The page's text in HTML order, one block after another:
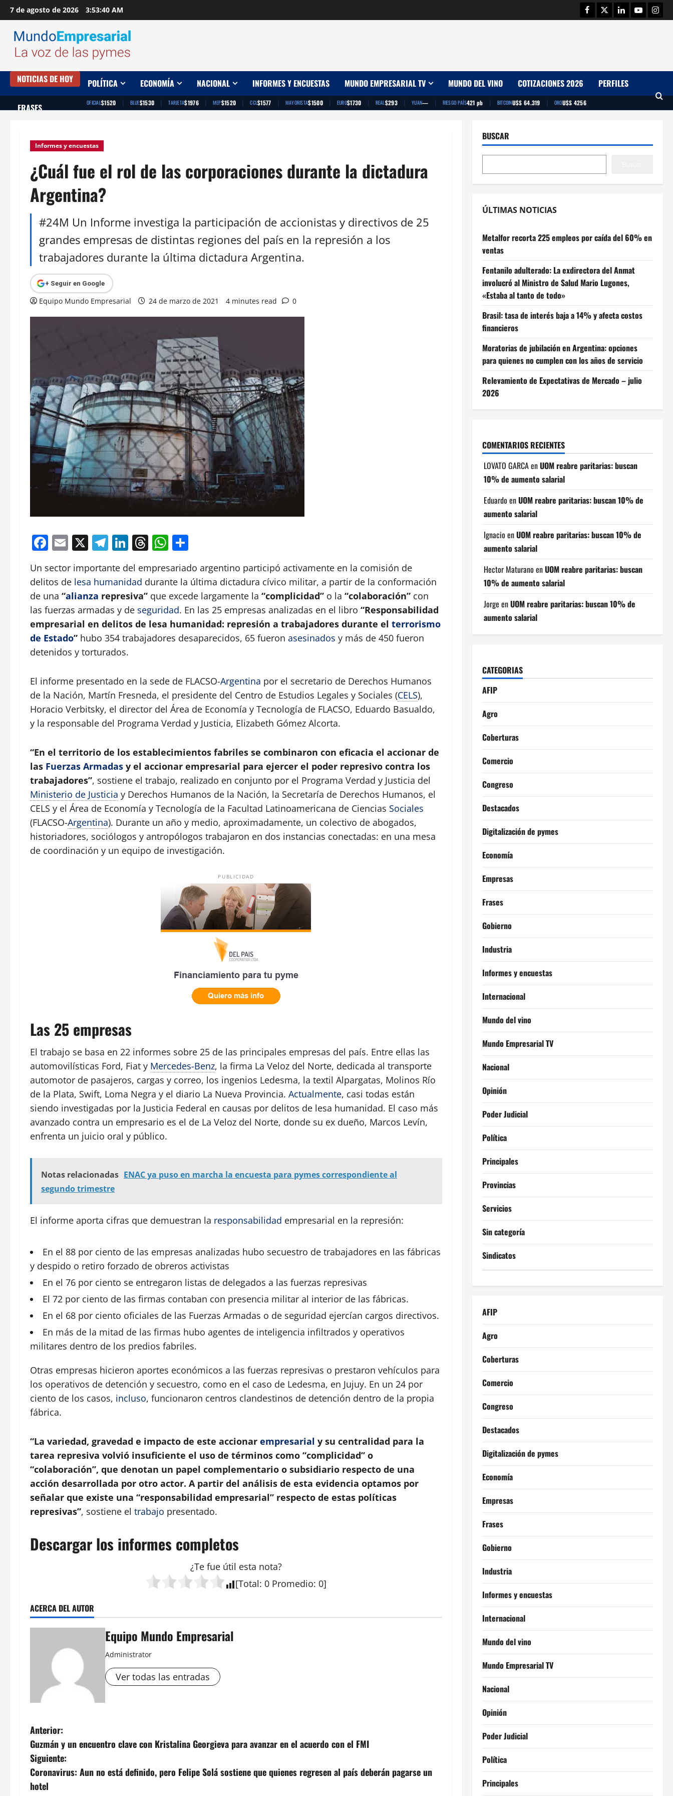
Saltar
al
contenido
7 de agosto de 2026 3:53:41 AM Facebook
TwitterLinkedinYoutube
NOTICIAS DE HOY POLÍTICA ECONOMÍA NACIONAL INFORMES Y ENCUESTAS MUNDO EMPRESARIAL TV MUNDO DEL VINO COTIZACIONES 2026 PERFILES
FRASES OFICIAL$1520 | BLUE$1530 | TARJETA$1976 | MEP$1520 | CCL$1577 | MAYORISTA$1500 | EURO$1730 | REAL$293 | YUAN— | RIESGO PAÍS421 pb | BITCOINU$S 64.319 | OROU$S 4256
Informes y encuestas
¿Cuál fue el rol de las corporaciones durante la dictadura
Argentina?
#24M Un Informe investiga la participación de accionistas y directivos de 25
grandes empresas de distintas regiones del país en la represión a los
trabajadores durante la última dictadura Argentina.
+ Seguir en Google
Equipo Mundo Empresarial 24 de marzo de 2021 4 minutes read 0
Facebook
Email
X Telegram
LinkedIn
Threads
WhatsApp
Un sector importante del empresariado argentino participó activamente en la comisión de
delitos de lesa humanidad durante la última dictadura cívico militar, a partir de la conformación
de una “alianza represiva” que excede largamente la “complicidad” o la “colaboración” con
las fuerzas armadas y de seguridad. En las 25 empresas analizadas en el libro “Responsabilidad
empresarial en delitos de lesa humanidad: represión a trabajadores durante el terrorismo
de Estado” hubo 354 trabajadores desaparecidos, 65 fueron asesinados y más de 450 fueron
detenidos y torturados.
El informe presentado en la sede de FLACSO-Argentina por el secretario de Derechos Humanos
de la Nación, Martín Fresneda, el presidente del Centro de Estudios Legales y Sociales (CELS),
Horacio Verbitsky, el director del Área de Economía y Tecnología de FLACSO, Eduardo Basualdo,
y la responsable del Programa Verdad y Justicia, Elizabeth Gómez Alcorta.
“En el territorio de los establecimientos fabriles se combinaron con eficacia el accionar de
las Fuerzas Armadas y el accionar empresarial para ejercer el poder represivo contra los
trabajadores”, sostiene el trabajo, realizado en conjunto por el Programa Verdad y Justicia del
Ministerio de Justicia y Derechos Humanos de la Nación, la Secretaría de Derechos Humanos, el
CELS y el Área de Economía y Tecnología de la Facultad Latinoamericana de Ciencias Sociales
(FLACSO-Argentina). Durante un año y medio, aproximadamente, un colectivo de abogados,
historiadores, sociólogos y antropólogos trabajaron en dos instancias conectadas: en una mesa
de coordinación y un equipo de investigación.
PUBLICIDAD
Las 25 empresas
El trabajo se basa en 22 informes sobre 25 de las principales empresas del país. Entre ellas las
automovilísticas Ford, Fiat y Mercedes-Benz, la firma La Veloz del Norte, dedicada al transporte
automotor de pasajeros, cargas y correo, los ingenios Ledesma, la textil Alpargatas, Molinos Río
de la Plata, Swift, Loma Negra y el diario La Nueva Provincia. Actualmente, casi todas están
siendo investigadas por la Justicia Federal en causas por delitos de lesa humanidad. El caso más
avanzado contra un empresario es el de La Veloz del Norte, donde su ex dueño, Marcos Levín,
enfrenta un juicio oral y público.
Notas relacionadas ENAC ya puso en marcha la encuesta para pymes correspondiente al
segundo trimestre
El informe aporta cifras que demuestran la responsabilidad empresarial en la represión:
En el 88 por ciento de las empresas analizadas hubo secuestro de trabajadores en las fábricas
y despido o retiro forzado de obreros activistas
En el 76 por ciento se entregaron listas de delegados a las fuerzas represivas
El 72 por ciento de las firmas contaban con presencia militar al interior de las fábricas.
En el 68 por ciento oficiales de las Fuerzas Armadas o de seguridad ejercían cargos directivos.
En más de la mitad de las firmas hubo agentes de inteligencia infiltrados y operativos
militares dentro de los predios fabriles.
Otras empresas hicieron aportes económicos a las fuerzas represivas o prestaron vehículos para
los operativos de detención y secuestro, como en el caso de Ledesma, en Jujuy. En un 24 por
ciento de los casos, incluso, funcionaron centros clandestinos de detención dentro de la propia
fábrica.
“La variedad, gravedad e impacto de este accionar empresarial y su centralidad para la
tarea represiva volvió insuficiente el uso de términos como “complicidad” o
“colaboración”, que denotan un papel complementario o subsidiario respecto de una
acción desarrollada por otro actor. A partir del análisis de esta evidencia optamos por
señalar que existe una “responsabilidad empresarial” respecto de estas políticas
represivas”, sostiene el trabajo presentado.
Descargar los informes completos
¿Te fue útil esta nota?
[Total: 0 Promedio: 0]
ACERCA DEL AUTOR
Equipo Mundo Empresarial
Administrator
Ver todas las entradas
N
a
v
Anterior:
Guzmán y un encuentro clave con Kristalina Georgieva para avanzar en el acuerdo con el FMI
Siguiente:
Coronavirus: Aun no está definido, pero Felipe Solá sostiene que quienes regresen al país deberán pagarse un
hotel
BUSCAR
ÚLTIMAS NOTICIAS
Metalfor recorta 225 empleos por caída del 60% en
ventas
Fentanilo adulterado: La exdirectora del Anmat
involucró al Ministro de Salud Mario Lugones,
«Estaba al tanto de todo»
Brasil: tasa de interés baja a 14% y afecta costos
financieros
Moratorias de jubilación en Argentina: opciones
para quienes no cumplen con los años de servicio
Relevamiento de Expectativas de Mercado – julio
2026
COMENTARIOS RECIENTES
LOVATO GARCAenUOM reabre paritarias: buscan
10% de aumento salarial
Eduardo enUOM reabre paritarias: buscan 10% de
aumento salarial
Ignacio enUOM reabre paritarias: buscan 10% de
aumento salarial
Hector Maturano enUOM reabre paritarias: buscan
10% de aumento salarial
Jorge enUOM reabre paritarias: buscan 10% de
aumento salarial
CATEGORIAS
AFIP
Agro
Coberturas
Comercio
Congreso
Destacados
Digitalización de pymes
Economía
Empresas
Frases
Gobierno
Industria
Informes y encuestas
Internacional
Mundo del vino
Mundo Empresarial TV
Nacional
Opinión
Poder Judicial
Política
Principales
Provincias
Servicios
Sin categoría
Sindicatos
AFIP
Agro
Coberturas
Comercio
Congreso
Destacados
Digitalización de pymes
Economía
Empresas
Frases
Gobierno
Industria
Informes y encuestas
Internacional
Mundo del vino
Mundo Empresarial TV
Nacional
Opinión
Poder Judicial
Política
Principales